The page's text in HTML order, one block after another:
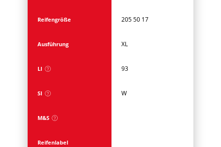
Reifengröße 205 50 17
Ausführung XL
LI 93
SI W
M&S
Reifenlabel